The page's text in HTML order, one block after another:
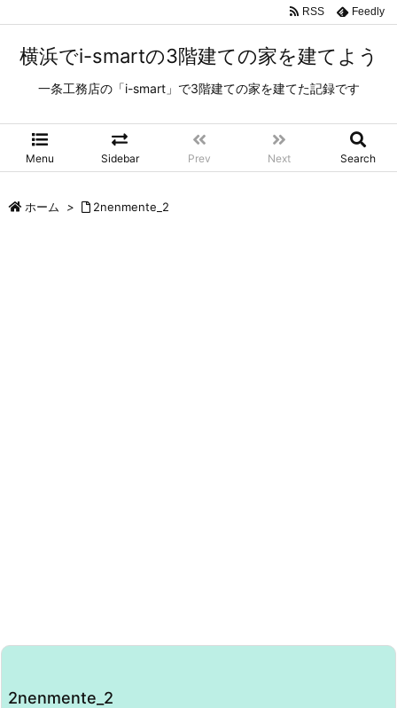
横浜でi-smartの3階建ての家を建てよう
一条工務店の「i-smart」で3階建ての家を建てた記録です
Menu Sidebar Prev Next Search
RSS Feedly
ホーム > 2nenmente_2
2nenmente_2